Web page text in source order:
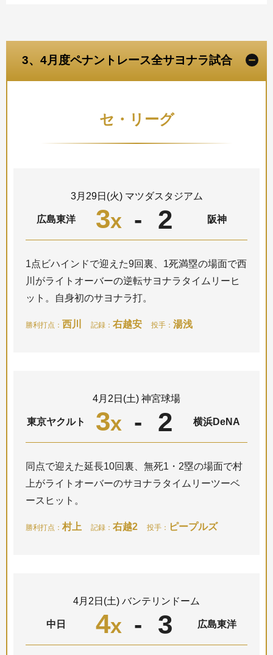
3、4月度ペナントレース全サヨナラ試合
セ・リーグ
3月29日(火) マツダスタジアム
広島東洋 3x - 2 阪神
1点ビハインドで迎えた9回裏、1死満塁の場面で西
川がライトオーバーの逆転サヨナラタイムリーヒ
ット。自身初のサヨナラ打。
勝利打点： 西川 記録： 右越安 投手： 湯浅
4月2日(土) 神宮球場
東京ヤクルト 3x - 2 横浜DeNA
同点で迎えた延長10回裏、無死1・2塁の場面で村
上がライトオーバーのサヨナラタイムリーツーベ
ースヒット。
勝利打点： 村上 記録： 右越2 投手： ピープルズ
4月2日(土) バンテリンドーム
中日 4x - 3 広島東洋